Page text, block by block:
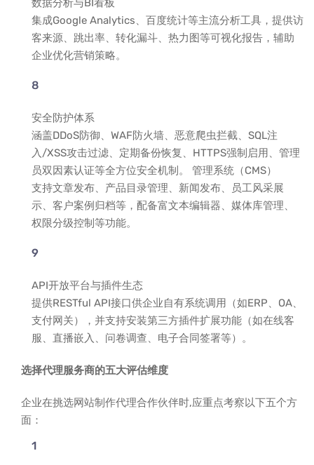
数据分析与BI看板
集成Google Analytics、百度统计等主流分析工具，提供访
客来源、跳出率、转化漏斗、热力图等可视化报告，辅助
企业优化营销策略。
安全防护体系
涵盖DDoS防御、WAF防火墙、恶意爬虫拦截、SQL注
入/XSS攻击过滤、定期备份恢复、HTTPS强制启用、管理
员双因素认证等全方位安全机制。 管理系统（CMS）
支持文章发布、产品目录管理、新闻发布、员工风采展
示、客户案例归档等，配备富文本编辑器、媒体库管理、
权限分级控制等功能。
API开放平台与插件生态
提供RESTful API接口供企业自有系统调用（如ERP、OA、
支付网关），并支持安装第三方插件扩展功能（如在线客
服、直播嵌入、问卷调查、电子合同签署等）。
选择代理服务商的五大评估维度
企业在挑选网站制作代理合作伙伴时,应重点考察以下五个方
面：